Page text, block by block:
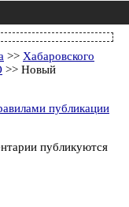
>> Хабаровского
>> Новый
публикации
публикуются